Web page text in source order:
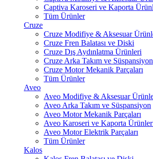
Captiva Karoseri ve Kaporta
Tüm Ürünler
Cruze
Cruze Modifiye & Aksesuar
Cruze Fren Balatası ve Diski
Cruze Dış Aydınlatma Ürünleri
Cruze Arka Takım ve Süspansiyon
Cruze Motor Mekanik Parçaları
Tüm Ürünler
Aveo
Aveo Modifiye & Aksesuar
Aveo Arka Takım ve Süspansiyon
Aveo Motor Mekanik Parçaları
Aveo Karoseri ve Kaporta
Aveo Motor Elektrik Parçaları
Tüm Ürünler
Kalos